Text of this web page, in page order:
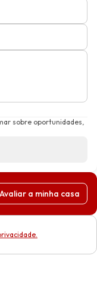
sobre oportunidades,
Avaliar a minha casa
.